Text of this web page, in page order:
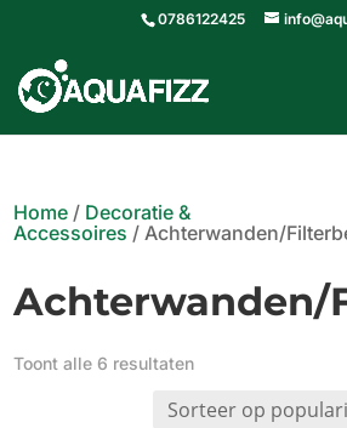
0786122425
Home / Decoratie &
Accessoires / Achterwanden/
Toont alle 6 resultatenGesorteerd
populariteit